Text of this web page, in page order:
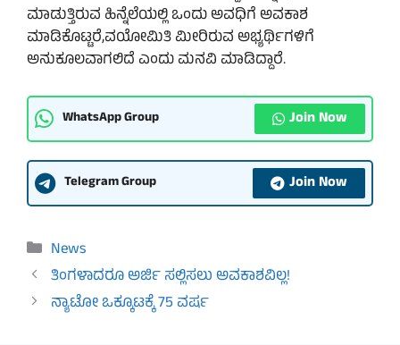
ಮಾಡುತ್ತಿರುವ ಹಿನ್ನೆಲೆಯಲ್ಲಿ ಒಂದು ಅವಧಿಗೆ ಅವಕಾಶ
ಮಾಡಿಕೊಟ್ಟರೆ,ವಯೋಮಿತಿ ಮೀರಿರುವ ಅಭ್ಯರ್ಥಿಗಳಿಗೆ
ಅನುಕೂಲವಾಗಲಿದೆ ಎಂದು ಮನವಿ ಮಾಡಿದ್ದಾರೆ.
WhatsApp Group Join Now
Telegram Group Join Now
Categories
News
ತಿಂಗಳಾದರೂ ಅರ್ಜಿ ಸಲ್ಲಿಸಲು ಅವಕಾಶವಿಲ್ಲ!
ನ್ಯಾಟೋ ಒಕ್ಕೂಟಕ್ಕೆ 75 ವರ್ಷ